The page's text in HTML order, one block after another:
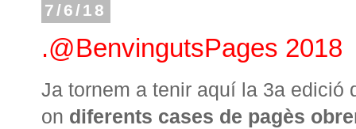
7/6/18
.@BenvingutsPages 2018
Ja tornem a tenir aquí la 3a edició
on diferents cases de pagès